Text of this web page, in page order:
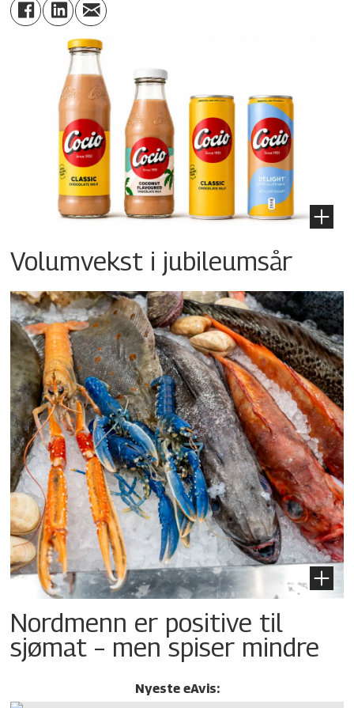
Volumvekst i jubileumsår
Nordmenn er positive til
sjømat – men spiser mindre
Nyeste eAvis: